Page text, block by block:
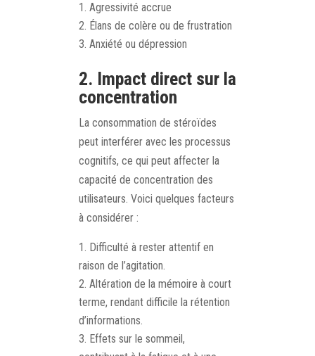
Agressivité accrue
Élans de colère ou de frustration
Anxiété ou dépression
2. Impact direct sur la
concentration
La consommation de stéroïdes
peut interférer avec les processus
cognitifs, ce qui peut affecter la
capacité de concentration des
utilisateurs. Voici quelques facteurs
à considérer :
Difficulté à rester attentif en
raison de l’agitation.
Altération de la mémoire à court
terme, rendant difficile la rétention
d’informations.
Effets sur le sommeil,